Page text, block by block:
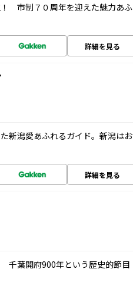
！ 市制７０周年を迎えた魅力あふ
詳細を見る
新潟愛あふれるガイド。新潟はお
詳細を見る
千葉開府900年という歴史的節目